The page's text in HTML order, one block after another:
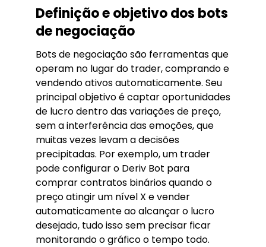
Definição e objetivo dos bots
de negociação
Bots de negociação são ferramentas que
operam no lugar do trader, comprando e
vendendo ativos automaticamente. Seu
principal objetivo é captar oportunidades
de lucro dentro das variações de preço,
sem a interferência das emoções, que
muitas vezes levam a decisões
precipitadas. Por exemplo, um trader
pode configurar o Deriv Bot para
comprar contratos binários quando o
preço atingir um nível X e vender
automaticamente ao alcançar o lucro
desejado, tudo isso sem precisar ficar
monitorando o gráfico o tempo todo.